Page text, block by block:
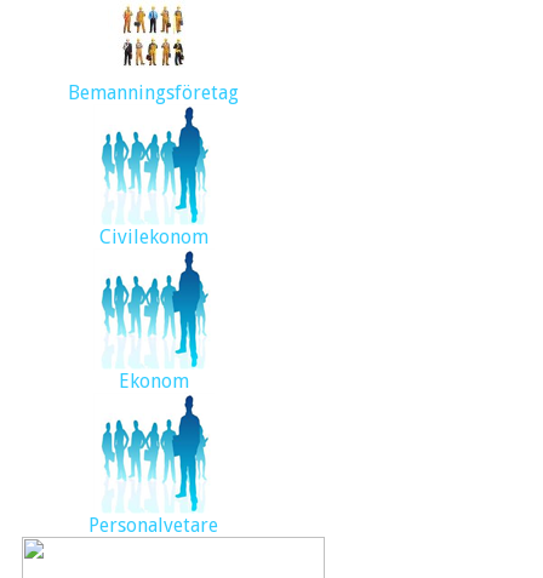
Bemanningsföretag
Civilekonom
Ekonom
Personalvetare